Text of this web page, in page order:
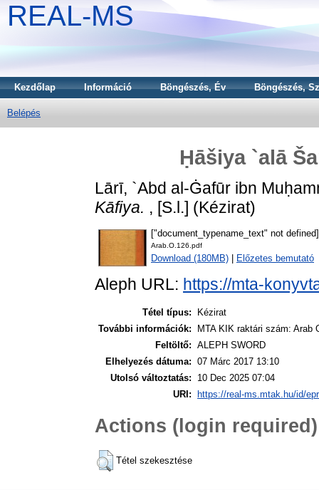
REAL-MS
Kezdőlap Információ Böngészés, Év Böngészés,
Belépés
Ḥāšiya `alā
Lārī, `Abd al-Ġafūr ibn
Kāfiya. , [S.l.] (Kézirat)
["document_typename_text" not defined]
Arab.O.126.pdf
Download (180MB) Előzetes bemutató
Aleph URL: https://mta-
Tétel típus:
Kézirat
További információk:
MTA KIK raktári szám: Arab
Feltöltő: ALEPH SWORD
Elhelyezés dátuma: 07 Márc 2017 13:10
Utolsó változtatás:
10 Dec 2025 07:04
URI:
https://real-ms.mtak.hu/id/
Actions (login required)
Tétel szekesztése